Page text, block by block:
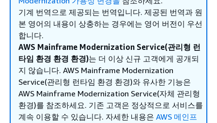
기계 번역으로 제공되는 번역입니다. 제공된 번역과 원
본 영어의 내용이 상충하는 경우에는 영어 버전이 우선
합니다.
AWS Mainframe Modernization Service(관리형 런
타임 환경 환경 환경)는 더 이상 신규 고객에게 공개되
지 않습니다. AWS Mainframe Modernization
Service(관리형 런타임 환경 환경)와 유사한 기능은
AWS Mainframe Modernization Service(자체 관리형
환경)를 참조하세요. 기존 고객은 정상적으로 서비스를
계속 이용할 수 있습니다. 자세한 내용은 AWS 메인프